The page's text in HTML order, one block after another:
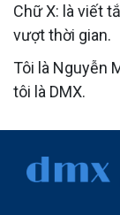
Chữ X: là viết
vượt thời gian.
Tôi là Nguyễn
tôi là DMX.